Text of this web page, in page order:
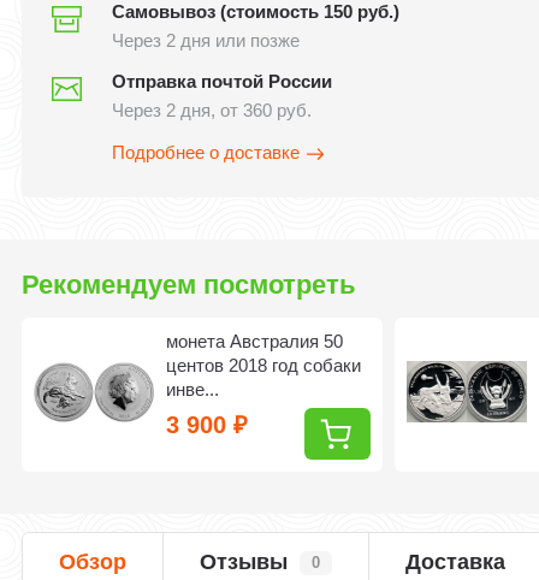
Самовывоз (стоимость 150 руб.)
Через 2 дня или позже
Отправка почтой России
Через 2 дня, от 360 руб.
Подробнее о доставке
Рекомендуем посмотреть
монета Австралия 50
центов 2018 год собаки
инве...
3 900₽
Обзор Отзывы 0 Доставка